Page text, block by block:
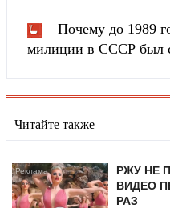
Почему до 1989
милиции в СССР был
Читайте также
РЖУ НЕ
ВИДЕО
РАЗ